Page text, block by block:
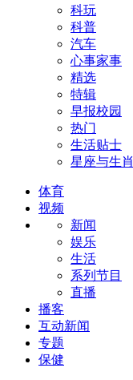
科玩
科普
汽车
心事家事
精选
特辑
早报校园
热门
生活贴士
星座与生肖
体育
视频
新闻
娱乐
生活
系列节目
直播
播客
互动新闻
专题
保健